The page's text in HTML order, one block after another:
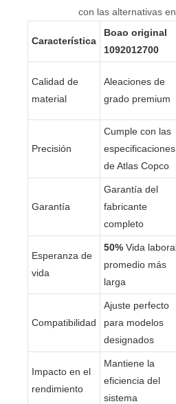
con las alternativas
Característica
Boao original
1092012700
Calidad de
material
Aleaciones de
grado premium
Precisión
Cumple con las
especificaciones
de Atlas Copco
Garantía
Garantía del
fabricante
completo
Esperanza de
vida
50% Vida
promedio más
larga
Compatibilidad
Ajuste perfecto
para modelos
designados
Impacto en el
rendimiento
Mantiene la
eficiencia del
sistema